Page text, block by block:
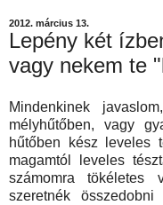
2012. március 13.
Lepény két
vagy nekem te
Mindenkinek
mélyhűtőben, vagy
hűtőben kész leveles
magamtól leveles
számomra tökéletes
szeretnék